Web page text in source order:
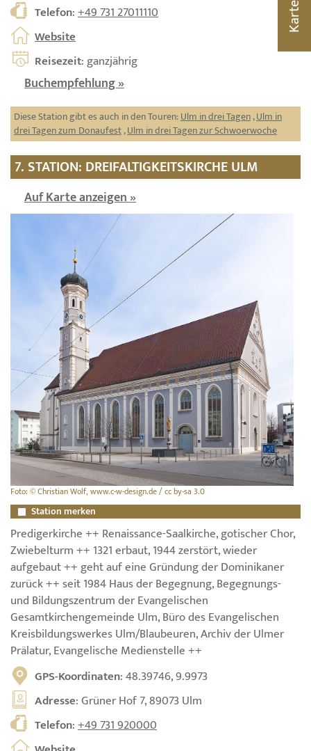
Telefon:+49 731 27011110
Website
Reisezeit: ganzjährig
Buchempfehlung »
Diese Station gibt es auch in den Touren:Ulm in drei Tagen,Ulm in
drei Tagen zum Donaufest,Ulm in drei Tagen zur Schwoerwoche
7. STATION: DREIFALTIGKEITSKIRCHE ULM
Auf Karte anzeigen »
Foto: © Christian Wolf, www.c-w-design.de / cc by-sa 3.0
Station merken
Predigerkirche ++ Renaissance-Saalkirche, gotischer Chor,
Zwiebelturm ++ 1321 erbaut, 1944 zerstört, wieder
aufgebaut ++ geht auf eine Gründung der Dominikaner
zurück ++ seit 1984 Haus der Begegnung, Begegnungs-
und Bildungszentrum der Evangelischen
Gesamtkirchengemeinde Ulm, Büro des Evangelischen
Kreisbildungswerkes Ulm/Blaubeuren, Archiv der Ulmer
Prälatur, Evangelische Medienstelle ++
GPS-Koordinaten: 48.39746, 9.9973
Adresse: Grüner Hof 7, 89073 Ulm
Telefon:+49 731 920000
Karte